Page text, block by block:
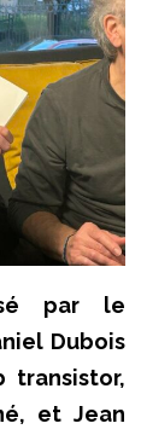
par le
Dubois
transistor,
et Jean